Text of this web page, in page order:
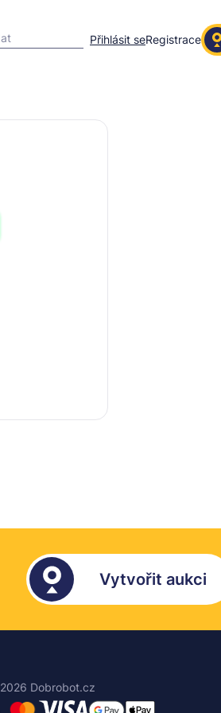
Přihlásit seRegistrace
Vytvořit aukci
2026 Dobrobot.cz